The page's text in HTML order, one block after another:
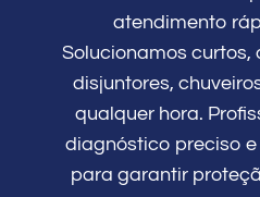
atendimento
Solucionamos curtos,
disjuntores,
qualquer hora.
diagnóstico preciso
para garantir